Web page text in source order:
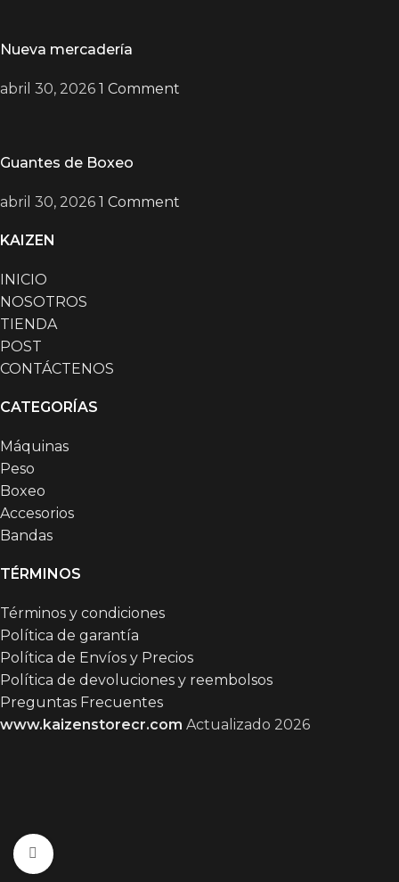
Click to enlarge
Nueva mercadería
abril 30, 2026 1 Comment
Guantes de Boxeo
abril 30, 2026 1 Comment
KAIZEN
INICIO
NOSOTROS
TIENDA
POST
CONTÁCTENOS
CATEGORÍAS
Máquinas
Peso
Boxeo
Accesorios
Bandas
TÉRMINOS
Términos y condiciones
Política de garantía
Política de Envíos y Precios
Política de devoluciones y reembolsos
Preguntas Frecuentes
www.kaizenstorecr.com Actualizado 2026